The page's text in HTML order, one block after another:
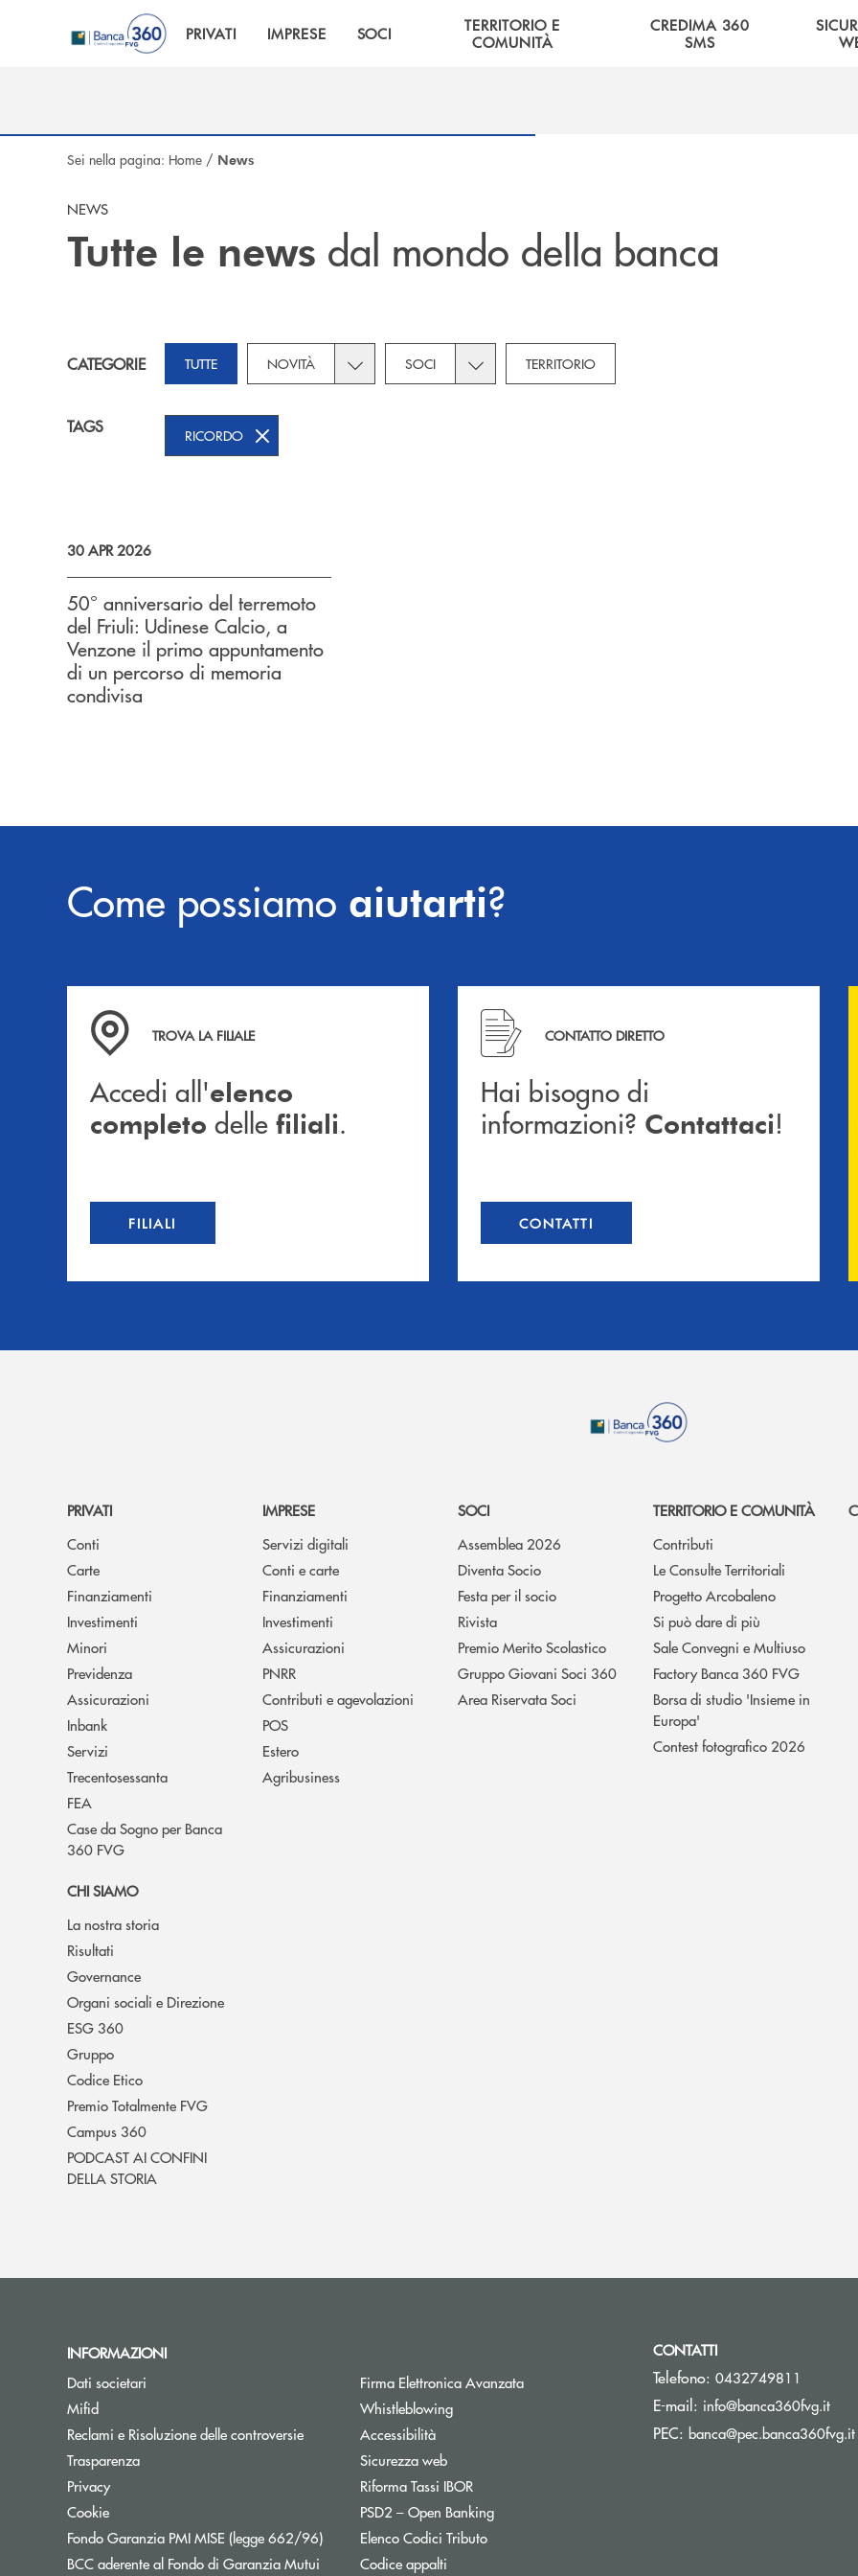
Salta al contenuto principale
PRIVATI IMPRESE SOCI
TERRITORIO E
COMUNITÀ
CREDIMA 360
SMS
Sei nella pagina: Home / News
NEWS
Tutte le news dal mondo della banca
CATEGORIE TUTTE NOVITÀ Toggle subcategories dropdown for Novità
SOCI Toggle subcategories dropdown for Soci
TERRITORIO
TAGS RICORDO
30 APR 2026
50° anniversario del terremoto
del Friuli: Udinese Calcio, a
Venzone il primo appuntamento
di un percorso di memoria
condivisa
Come possiamo aiutarti?
Accedi all' elenco completo delle filiali .
TROVA LA FILIALE
Accedi all'elenco
completo delle filiali.
FILIALI
Hai bisogno di informazioni? Contattaci !
CONTATTO DIRETTO
Hai bisogno di
informazioni? Contattaci!
CONTATTI
PRIVATI
Conti
Carte
Finanziamenti
Investimenti
Minori
Previdenza
Assicurazioni
Inbank
Servizi
Trecentosessanta
FEA
Case da Sogno per Banca
360 FVG
IMPRESE
Servizi digitali
Conti e carte
Finanziamenti
Investimenti
Assicurazioni
PNRR
Contributi e agevolazioni
POS
Estero
Agribusiness
SOCI
Assemblea 2026
Diventa Socio
Festa per il socio
Rivista
Premio Merito Scolastico
Gruppo Giovani Soci 360
Area Riservata Soci
TERRITORIO E COMUNITÀ
Contributi
Le Consulte Territoriali
Progetto Arcobaleno
Si può dare di più
Sale Convegni e Multiuso
Factory Banca 360 FVG
Borsa di studio 'Insieme in
Europa'
Contest fotografico 2026
CHI SIAMO
La nostra storia
Risultati
Governance
Organi sociali e Direzione
ESG 360
Gruppo
Codice Etico
Premio Totalmente FVG
Campus 360
PODCAST AI CONFINI
DELLA STORIA
INFORMAZIONI
Dati societari
Mifid
Reclami e Risoluzione delle controversie
Trasparenza
Privacy
Cookie
Fondo Garanzia PMI MISE (legge 662/96)Apre una nuova finestra
BCC aderente al Fondo di Garanzia Mutui
Firma Elettronica Avanzata
WhistleblowingApre una nuova finestra
Accessibilità
Sicurezza web
Riforma Tassi IBORApre una nuova finestra
PSD2 – Open BankingApre una nuova finestra
Elenco Codici TributoApre una nuova finestra
Codice appalti
CONTATTI
Telefono: 0432749811
E-mail: info@banca360fvg.it(si
PEC: banca@pec.banca360fvg.it